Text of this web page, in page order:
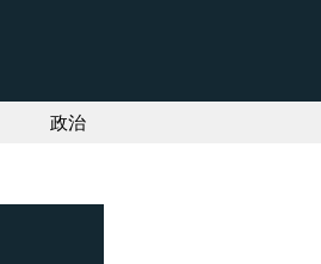
政治